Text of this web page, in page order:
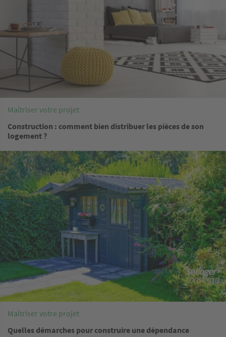
Maîtriser votre projet
Construction : comment bien distribuer les pièces de son
logement ?
Image
Maîtriser votre projet
Quelles démarches pour construire une dépendance